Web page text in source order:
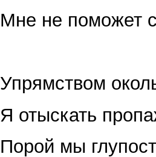
Мне не поможет
Упрямством
Я отыскать
Порой мы